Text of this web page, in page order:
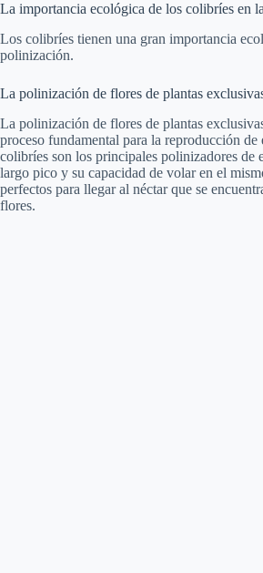
La importancia ecológica de los colibríes en
Los colibríes tienen una gran importancia
polinización.
La polinización de flores de plantas
La polinización de flores de plantas
proceso fundamental para la reproducción de
colibríes son los principales polinizadores de
largo pico y su capacidad de volar en el
perfectos para llegar al néctar que se
flores.